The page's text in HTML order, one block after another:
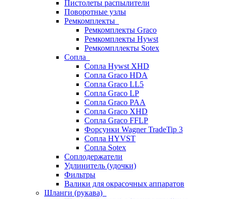
Пистолеты распылители
Поворотные узлы
Ремкомплекты
Ремкомплекты Graco
Ремкомплекты Hywst
Ремкомпллекты Sotex
Сопла
Сопла Hywst XHD
Сопла Graco HDA
Сопла Graco LL5
Сопла Graco LP
Сопла Graco PAA
Сопла Graco XHD
Сопла Graco FFLP
Форсунки Wagner TradeTip 3
Сопла HYVST
Сопла Sotex
Соплодержатели
Удлинитель (удочки)
Фильтры
Валики для окрасочных аппаратов
Шланги (рукава)